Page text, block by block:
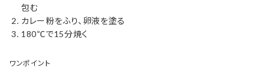
包む
カレー粉をふり、卵液を塗る
180℃で15分焼く
ワンポイント